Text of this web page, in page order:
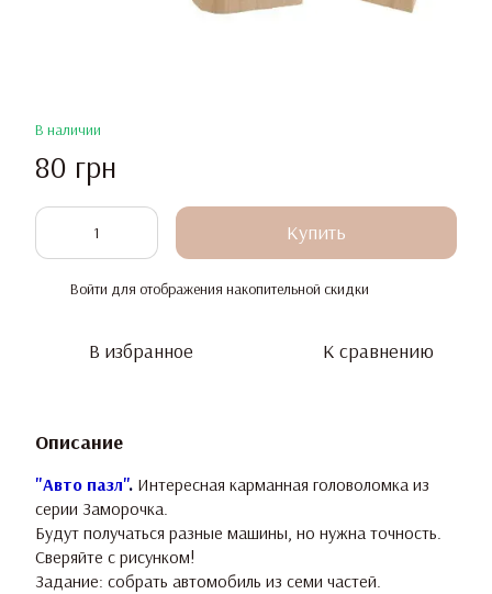
В наличии
80 грн
Купить
Войти для отображения накопительной скидки
В избранное К сравнению
Описание
"Авто пазл". Интересная карманная головоломка из
серии Заморочка.
Будут получаться разные машины, но нужна точность.
Сверяйте с рисунком!
Задание: собрать автомобиль из семи частей.